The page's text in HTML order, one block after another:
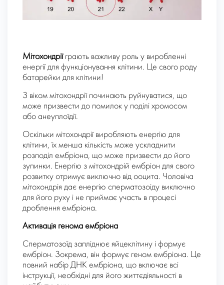
Мітохондріїграють важливу роль у виробленні
енергії для функціонування клітини. Це свого роду
батарейки для клітини!
З віком мітохондрії починають руйнуватися, що
може призвести до помилок у поділі хромосом
або анеуплоїдії.
Оскільки мітохондрії виробляють енергію для
клітини, їх менша кількість може ускладнити
розподіл ембріона, що може призвести до його
зупинки. Енергію з мітохондрій ембріон для свого
розвитку отримує виключно від ооцита. Чоловіча
мітохондрія дає енергію сперматозоіду виключно
для його руху і не приймає участь в процесі
дроблення ембріона.
Активація генома ембріона
Сперматозоїд запліднює яйцеклітину і формує
ембріон. Зокрема, він формує геном ембріона. Це
повний набір ДНК ембріона, що включає всі
інструкції, необхідні для його життєдіяльності в